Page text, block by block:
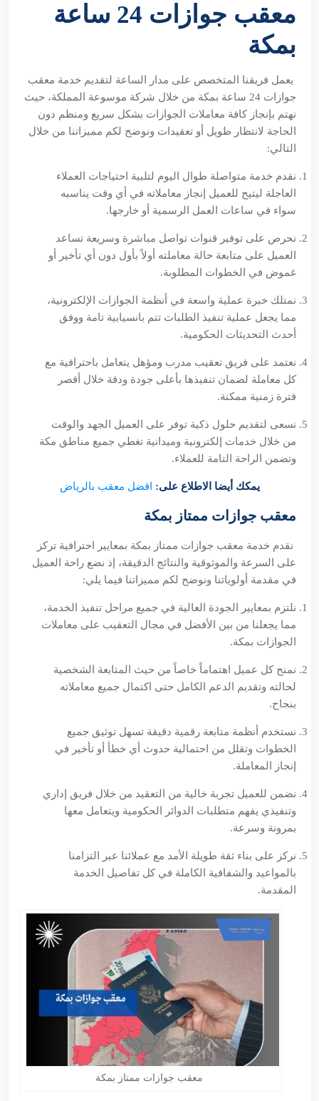
معقب جوازات 24 ساعة
بمكة
يعمل فريقنا المتخصص على مدار الساعة لتقديم خدمة معقب
جوازات 24 ساعة بمكة من خلال شركة موسوعة المملكة، حيث
نهتم بإنجاز كافة معاملات الجوازات بشكل سريع ومنظم دون
الحاجة لانتظار طويل أو تعقيدات ونوضح لكم مميزاتنا من خلال
التالي:
نقدم خدمة متواصلة طوال اليوم لتلبية احتياجات العملاء
العاجلة ليتيح للعميل إنجاز معاملاته في أي وقت يناسبه
سواء في ساعات العمل الرسمية أو خارجها.
نحرص على توفير قنوات تواصل مباشرة وسريعة تساعد
العميل على متابعة حالة معاملته أولاً بأول دون أي تأخير أو
غموض في الخطوات المطلوبة.
نمتلك خبرة عملية واسعة في أنظمة الجوازات الإلكترونية،
مما يجعل عملية تنفيذ الطلبات تتم بانسيابية تامة ووفق
أحدث التحديثات الحكومية.
نعتمد على فريق تعقيب مدرب ومؤهل يتعامل باحترافية مع
كل معاملة لضمان تنفيذها بأعلى جودة ودقة خلال أقصر
فترة زمنية ممكنة.
نسعى لتقديم حلول ذكية توفر على العميل الجهد والوقت
من خلال خدمات إلكترونية وميدانية تغطي جميع مناطق مكة
وتضمن الراحة التامة للعملاء.
يمكك أيضا الاطلاع على: اقضل معقب بالرياض
معقب جوازات ممتاز بمكة
نقدم خدمة معقب جوازات ممتاز بمكة بمعايير احترافية تركز
على السرعة والموثوقية والنتائج الدقيقة، إذ نضع راحة العميل
في مقدمة أولوياتنا ونوضح لكم مميزاتنا فيما يلي:
نلتزم بمعايير الجودة العالية في جميع مراحل تنفيذ الخدمة،
مما يجعلنا من بين الأفضل في مجال التعقيب على معاملات
الجوازات بمكة.
نمنح كل عميل اهتماماً خاصاً من حيث المتابعة الشخصية
لحالته وتقديم الدعم الكامل حتى اكتمال جميع معاملاته
بنجاح.
نستخدم أنظمة متابعة رقمية دقيقة تسهل توثيق جميع
الخطوات وتقلل من احتمالية حدوث أي خطأ أو تأخير في
إنجاز المعاملة.
نضمن للعميل تجربة خالية من التعقيد من خلال فريق إداري
وتنفيذي يفهم متطلبات الدوائر الحكومية ويتعامل معها
بمرونة وسرعة.
نركز على بناء ثقة طويلة الأمد مع عملائنا عبر التزامنا
بالمواعيد والشفافية الكاملة في كل تفاصيل الخدمة
المقدمة.
معقب جوازات ممتاز بمكة